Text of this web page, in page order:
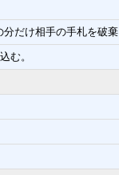
だけ相手の手札を破棄
む。